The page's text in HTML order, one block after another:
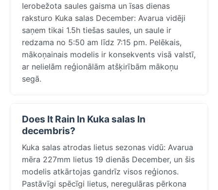
Ierobežota saules gaisma un īsas dienas
raksturo Kuka salas December: Avarua vidēji
saņem tikai 1.5h tiešas saules, un saule ir
redzama no 5:50 am līdz 7:15 pm. Pelēkais,
mākoņainais modelis ir konsekvents visā valstī,
ar nelielām reģionālām atšķirībām mākoņu
segā.
Does It Rain In Kuka salas In
decembris?
Kuka salas atrodas lietus sezonas vidū: Avarua
mēra 227mm lietus 19 dienās December, un šis
modelis atkārtojas gandrīz visos reģionos.
Pastāvīgi spēcīgi lietus, neregulāras pērkona